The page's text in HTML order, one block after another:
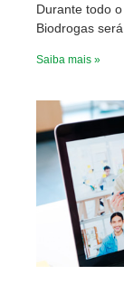
Durante todo
Biodrogas
Saiba mais »